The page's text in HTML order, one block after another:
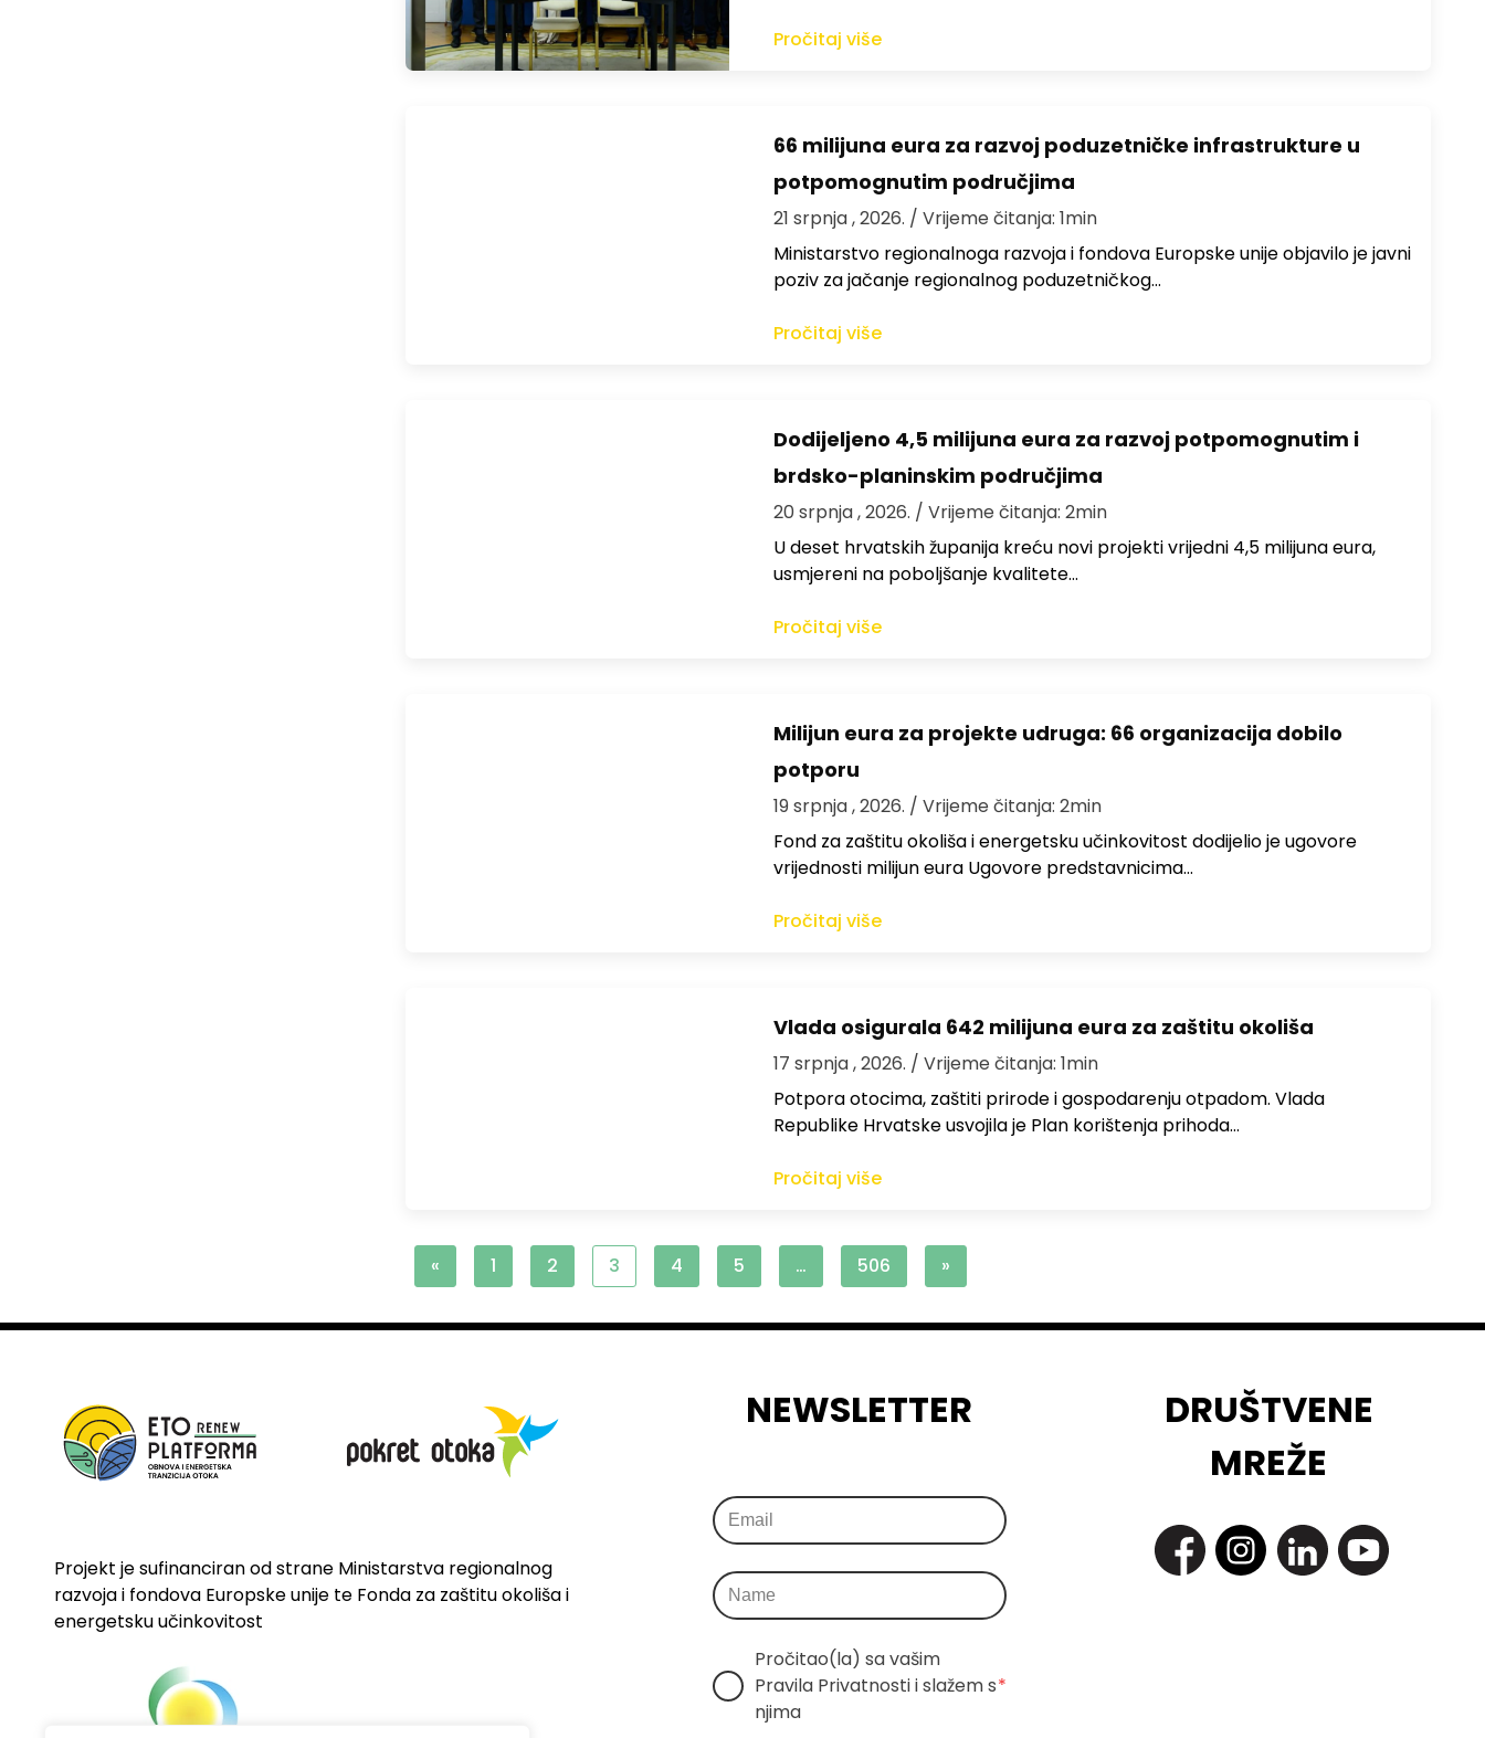
Pročitaj više
66 milijuna eura za razvoj poduzetničke infrastrukture u
potpomognutim područjima
21 srpnja , 2026. / Vrijeme čitanja: 1min
Ministarstvo regionalnoga razvoja i fondova Europske unije objavilo je javni
poziv za jačanje regionalnog poduzetničkog…
Pročitaj više
Dodijeljeno 4,5 milijuna eura za razvoj potpomognutim i
brdsko-planinskim područjima
20 srpnja , 2026. / Vrijeme čitanja: 2min
U deset hrvatskih županija kreću novi projekti vrijedni 4,5 milijuna eura,
usmjereni na poboljšanje kvalitete…
Pročitaj više
Milijun eura za projekte udruga: 66 organizacija dobilo
potporu
19 srpnja , 2026. / Vrijeme čitanja: 2min
Fond za zaštitu okoliša i energetsku učinkovitost dodijelio je ugovore
vrijednosti milijun eura Ugovore predstavnicima…
Pročitaj više
Vlada osigurala 642 milijuna eura za zaštitu okoliša
17 srpnja , 2026. / Vrijeme čitanja: 1min
Potpora otocima, zaštiti prirode i gospodarenju otpadom. Vlada
Republike Hrvatske usvojila je Plan korištenja prihoda…
Pročitaj više
« 1 2 3 4 5 … 506 »
Projekt je sufinanciran od strane Ministarstva regionalnog
razvoja i fondova Europske unije te Fonda za zaštitu okoliša i
energetsku učinkovitost
NEWSLETTER
Pročitao(la) sa vašim
Pravila Privatnosti i slažem s
njima
*
DRUŠTVENE
MREŽE